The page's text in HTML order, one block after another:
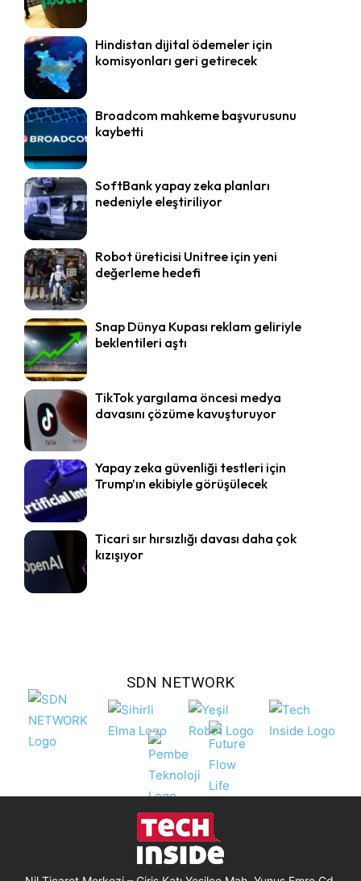
Hindistan dijital ödemeler için
komisyonları geri getirecek
Broadcom mahkeme başvurusunu
kaybetti
SoftBank yapay zeka planları
nedeniyle eleştiriliyor
Robot üreticisi Unitree için yeni
değerleme hedefi
Snap Dünya Kupası reklam geliriyle
beklentileri aştı
TikTok yargılama öncesi medya
davasını çözüme kavuşturuyor
Yapay zeka güvenliği testleri için
Trump’ın ekibiyle görüşülecek
Ticari sır hırsızlığı davası daha çok
kızışıyor
SDN NETWORK